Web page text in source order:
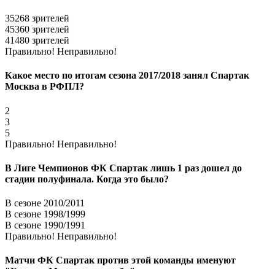
35268 зрителей
45360 зрителей
41480 зрителей
Правильно! Неправильно!
Какое место по итогам сезона 2017/2018 занял Спартак
Москва в РФПЛ?
2
3
5
Правильно! Неправильно!
В Лиге Чемпионов ФК Спартак лишь 1 раз дошел до
стадии полуфинала. Когда это было?
В сезоне 2010/2011
В сезоне 1998/1999
В сезоне 1990/1991
Правильно! Неправильно!
Матчи ФК Спартак против этой команды именуют